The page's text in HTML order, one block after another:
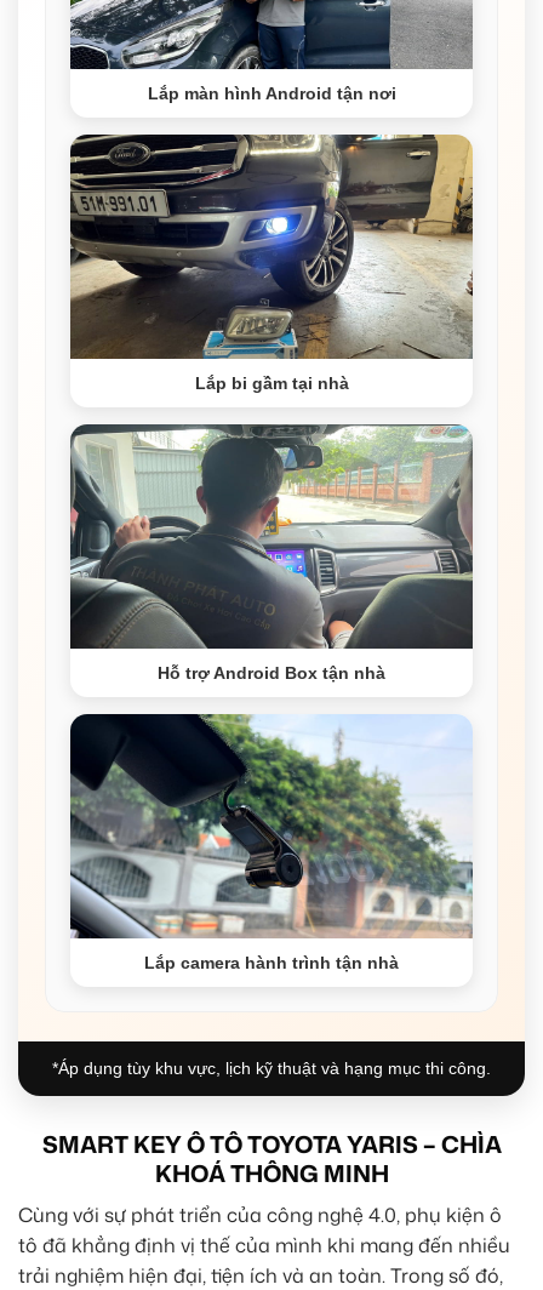
Lắp màn hình Android tận nơi
Lắp bi gầm tại nhà
Hỗ trợ Android Box tận nhà
Lắp camera hành trình tận nhà
*Áp dụng tùy khu vực, lịch kỹ thuật và hạng mục thi công.
SMART KEY Ô TÔ TOYOTA YARIS – CHÌA
KHOÁ THÔNG MINH
Cùng với sự phát triển của công nghệ 4.0, phụ kiện ô
tô đã khẳng định vị thế của mình khi mang đến nhiều
trải nghiệm hiện đại, tiện ích và an toàn. Trong số đó,